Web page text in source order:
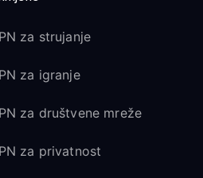
za strujanje
za igranje
za društvene mreže
za privatnost